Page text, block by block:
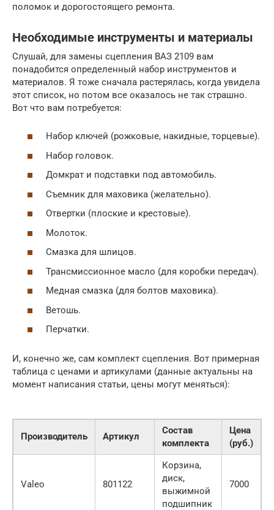
поломок и дорогостоящего ремонта.
Необходимые инструменты и материалы
Слушай, для замены сцепления ВАЗ 2109 вам
понадобится определенный набор инструментов и
материалов. Я тоже сначала растерялась, когда увидела
этот список, но потом все оказалось не так страшно.
Вот что вам потребуется:
Набор ключей (рожковые, накидные, торцевые).
Набор головок.
Домкрат и подставки под автомобиль.
Съемник для маховика (желательно).
Отвертки (плоские и крестовые).
Молоток.
Смазка для шлицов.
Трансмиссионное масло (для коробки передач).
Медная смазка (для болтов маховика).
Ветошь.
Перчатки.
И, конечно же, сам комплект сцепления. Вот примерная
таблица с ценами и артикулами (данные актуальны на
момент написания статьи, цены могут меняться):
Производитель Артикул
Состав
комплекта
Цена
(руб.)
Valeo 801122
Корзина,
диск,
выжимной
подшипник
7000